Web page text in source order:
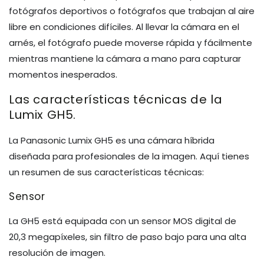
fotógrafos deportivos o fotógrafos que trabajan al aire
libre en condiciones difíciles. Al llevar la cámara en el
arnés, el fotógrafo puede moverse rápida y fácilmente
mientras mantiene la cámara a mano para capturar
momentos inesperados.
Las características técnicas de la
Lumix GH5.
La Panasonic Lumix GH5 es una cámara híbrida
diseñada para profesionales de la imagen. Aquí tienes
un resumen de sus características técnicas:
Sensor
La GH5 está equipada con un sensor MOS digital de
20,3 megapíxeles, sin filtro de paso bajo para una alta
resolución de imagen.